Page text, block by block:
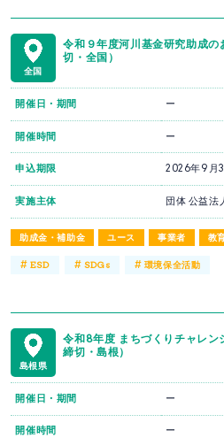
全国
令和９年度河川基金研究助成
切・全国）
助成金・補助金 ユース 事業者 教
開催日・期間 ー
開催時間 ー
申込期限 2026年9月
実施主体 団体 公益法
#ESD # SDGs # 環境保全活動
島根県
令和8年度 まちづくりチャレ
締切・島根）
開催日・期間 ー
開催時間 ー